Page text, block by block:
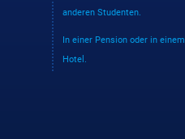
anderen Studenten.
In einer Pension oder in einem
Hotel.